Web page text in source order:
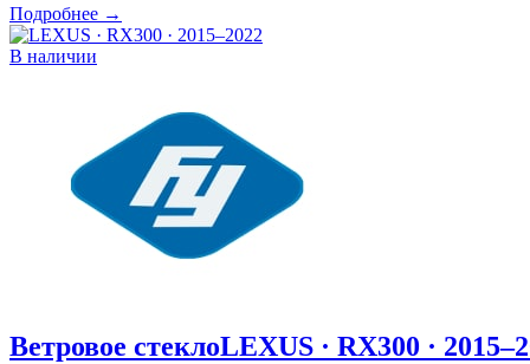
Подробнее →
В наличии
Ветровое стеклоLEXUS · RX300 ·